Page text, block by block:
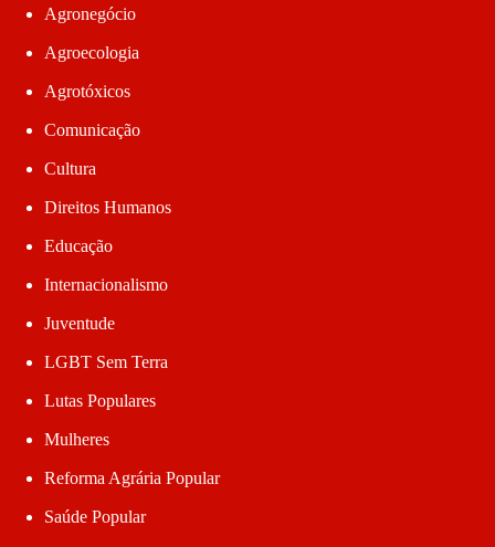
Agronegócio
Agroecologia
Agrotóxicos
Comunicação
Cultura
Direitos Humanos
Educação
Internacionalismo
Juventude
LGBT Sem Terra
Lutas Populares
Mulheres
Reforma Agrária Popular
Saúde Popular